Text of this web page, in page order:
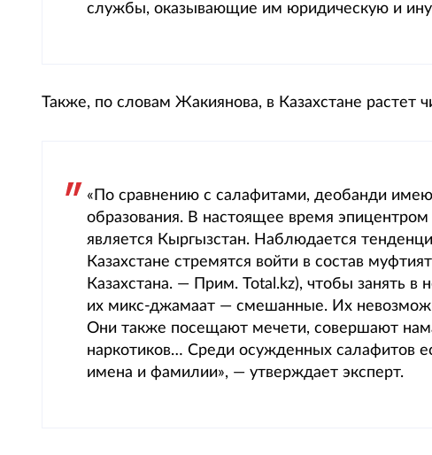
службы, оказывающие им юридическую и
Также, по словам Жакиянова, в Казахстане растет
«По сравнению с салафитами, деобанди
образования. В настоящее время
является Кыргызстан. Наблюдается
Казахстане стремятся войти в состав
Казахстана. — Прим. Total.kz), чтобы занять
их микс-джамаат — смешанные. Их
Они также посещают мечети, совершают
наркотиков… Среди осужденных салафитов
имена и фамилии», — утверждает эксперт.